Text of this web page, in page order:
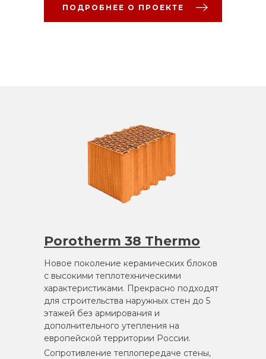
ПОДРОБНЕЕ О ПРОЕКТЕ
Новое поколение керамических блоков
с высокими теплотехническими
характеристиками. Прекрасно подходят
для строительства наружных стен до 5
этажей без армирования и
дополнительного утепления на
европейской территории России.
Сопротивление теплопередаче стены,
Porotherm 38 Thermo